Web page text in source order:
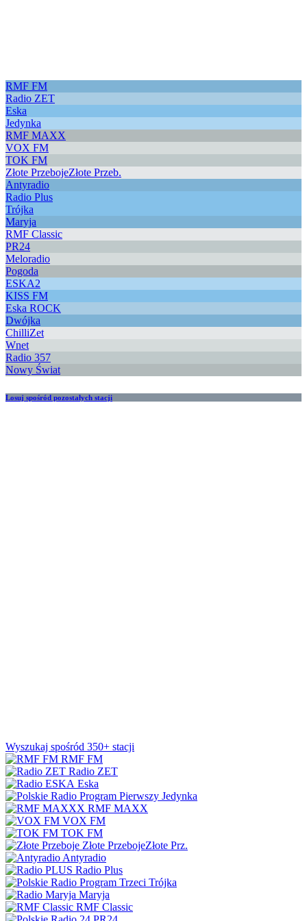
RMF FM
Radio ZET
Eska
Jedynka
RMF MAXX
VOX FM
TOK FM
Złote PrzebojeZłote Przeb.
Antyradio
Radio Plus
Trójka
Maryja
RMF Classic
PR24
Meloradio
Pogoda
ESKA2
KISS FM
Eska ROCK
Dwójka
ChilliZet
Wnet
Radio 357
Nowy Świat
Losuj spośród pozostałych stacji
Wyszukaj spośród 350+ stacji
RMF FM
Radio ZET
Eska
Jedynka
RMF MAXX
VOX FM
TOK FM
Złote PrzebojeZłote Prz.
Antyradio
Radio Plus
Trójka
Maryja
RMF Classic